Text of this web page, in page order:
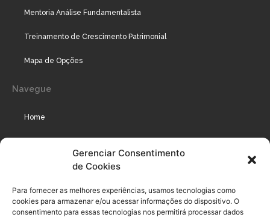
Gerenciar Consentimento
de Cookies
Para fornecer as melhores experiências, usamos tecnologias como
cookies para armazenar e/ou acessar informações do dispositivo. O
consentimento para essas tecnologias nos permitirá processar dados
Mentoria Análise Fundamentalista
Treinamento de Crescimento Patrimonial
Mapa de Opções
Navegue
Home
Podcast